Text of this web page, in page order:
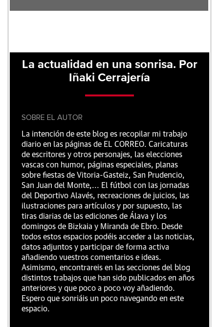
La actualidad en una sonrisa. Por
Iñaki Cerrajería
SOBRE EL AUTOR
La intención de este blog es recopilar mi trabajo
diario en las páginas de EL CORREO. Caricaturas
de escritores y otros personajes, las elecciones
vascas con humor, páginas especiales, planas
sobre fiestas de Vitoria-Gasteiz, San Prudencio,
San Juan del Monte,... El fútbol con las jornadas
del Deportivo Alavés, recreaciones de juicios, las
ilustraciones para artículos y por supuesto, las
tiras diarias de las ediciones de Álava y los
domingos de Bizkaia y Miranda de Ebro. Desde
todos estos espacios podéis acceder a las noticias,
datos adjuntos y participar de forma activa
añadiendo vuestros comentarios e ideas.
Asimismo, encontrareis en las secciones del blog
distintos trabajos que han sido publicados en años
anteriores y que poco a poco voy añadiendo.
Espero que sonriáis un poco navegando en este
espacio.